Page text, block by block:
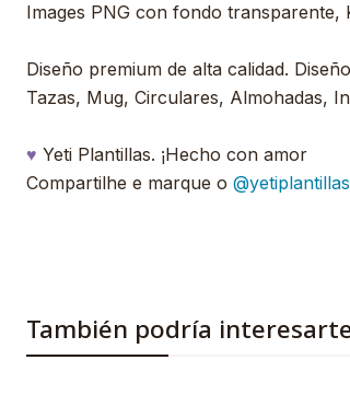
Images PNG con fondo transparente,
Diseño premium de alta calidad.
Tazas, Mug, Circulares, Almohadas,
♥ Yeti Plantillas. ¡Hecho con amor
Compartilhe e marque o @yetiplantillas
También podría